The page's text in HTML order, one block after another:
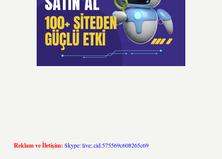
Reklam ve İletişim: Skype: live:.cid.575569c608265c69